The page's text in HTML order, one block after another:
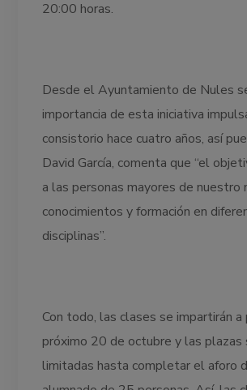
20:00 horas.
Desde el Ayuntamiento de Nules
importancia de esta iniciativa
consistorio hace cuatro años, así
David García, comenta que “el
a las personas mayores de nuestro
conocimientos y formación en
disciplinas”.
Con todo, las clases se impartirán
próximo 20 de octubre y las plazas
limitadas hasta completar el aforo